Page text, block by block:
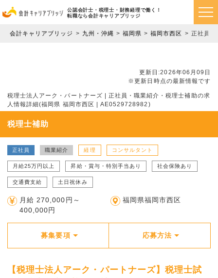
公認会計士・税理士・財務経理で働く！
転職なら会計キャリアブリッジ
会計キャリアブリッジ 九州・沖縄 福岡県 福岡市西区 正社員
更新日:2026年06月09日
※更新日時点の最新情報です
税理士法人アーク・パートナーズ | 正社員・職業紹介・税理士補助の求
人情報詳細(福岡県 福岡市西区 | AE0529728982)
税理士補助
正社員 職業紹介 経理 コンサルタント
月給25万円以上 昇給・賞与・特別手当あり 社会保険あり
交通費支給 土日祝休み
月給 270,000円～
400,000円
福岡県福岡市西区
募集要項 応募方法
【税理士法人アーク・パートナーズ】税理士試